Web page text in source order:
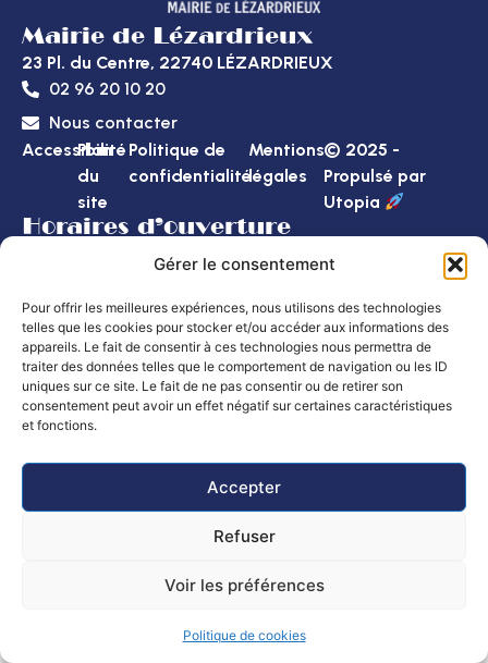
Gérer le consentement
Pour offrir les meilleures expériences, nous utilisons des technologies
telles que les cookies pour stocker et/ou accéder aux informations des
appareils. Le fait de consentir à ces technologies nous permettra de
traiter des données telles que le comportement de navigation ou les ID
uniques sur ce site. Le fait de ne pas consentir ou de retirer son
consentement peut avoir un effet négatif sur certaines caractéristiques
et fonctions.
Accepter
Refuser
Voir les préférences
Politique de cookies
Mairie de Lézardrieux
23 Pl. du Centre, 22740 LÉZARDRIEUX
02 96 20 10 20
Nous contacter
Accessibilité
Plan
du
site
Politique de
confidentialité
Mentions
légales
© 2025 -
Propulsé par
Utopia
Horaires d’ouverture
: Lundi, mardi, mercredi et vendredi
Le jeudi de 8h30 à 12h
Poste : Lundi au vendredi : 8h30 – 12h
Samedi de 9h à 12h